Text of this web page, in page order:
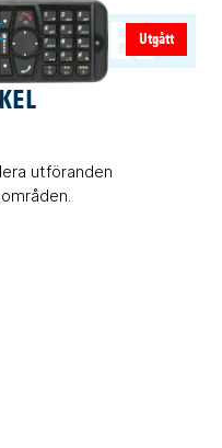
Utgått
utföranden